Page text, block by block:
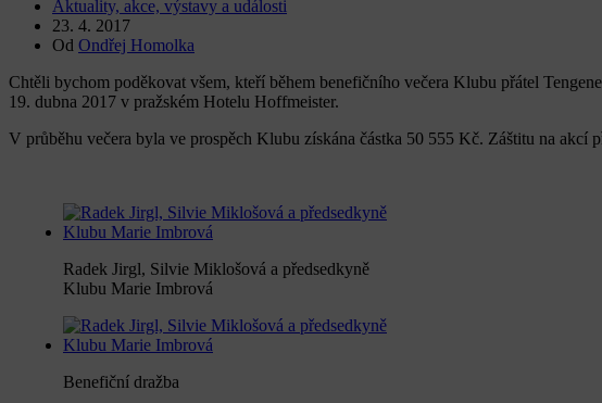
Aktuality, akce, výstavy a události
23. 4. 2017
Od Ondřej Homolka
Chtěli bychom poděkovat všem, kteří během benefičního večera Klubu přátel
19. dubna 2017 v pražském Hotelu Hoffmeister.
V průběhu večera byla ve prospěch Klubu získána částka 50 555 Kč. Záštitu na
Radek Jirgl, Silvie Miklošová a předsedkyně
Klubu Marie Imbrová
Benefiční dražba